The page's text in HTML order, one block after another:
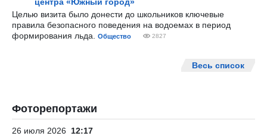
Целью визита было донести до школьников ключевые
правила безопасного поведения на водоемах в период
формирования льда.
Общество 2827
Весь список
Фоторепортажи
26 июля 2026 12:17